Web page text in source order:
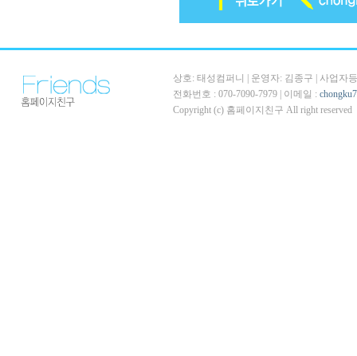
상호: 태성컴퍼니 | 운영자: 김종구 | 사업자
전화번호 : 070-7090-7979 | 이메일 :
Copyright (c) 홈페이지친구 All right reserved